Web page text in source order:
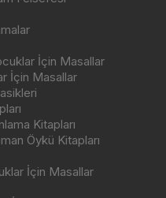
İçin Masallar
İçin Masallar
Kitapları
Öykü Kitapları
İçin Masallar